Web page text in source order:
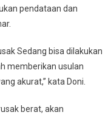
pendataan dan
Sedang bisa dilakukan
memberikan usulan
akurat,” kata Doni.
berat, akan